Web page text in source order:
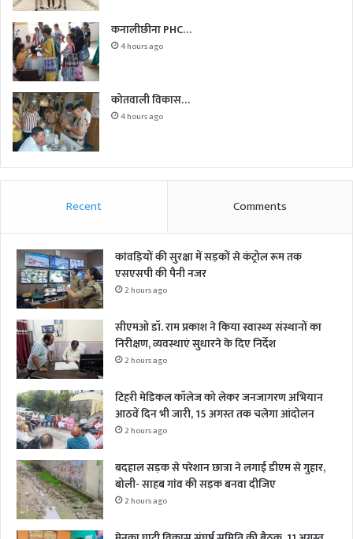
कनालीछीना PHC…
4 hours ago
कोतवाली विकास…
4 hours ago
Recent Comments
कांवड़ियों की सुरक्षा में सड़कों से कंट्रोल रूम तक
एसएसपी की पैनी नजर
2 hours ago
सीएमओ डॉ. राम प्रकाश ने किया स्वास्थ्य संस्थानों का
निरीक्षण, व्यवस्थाएं सुधारने के दिए निर्देश
2 hours ago
टिहरी मेडिकल कॉलेज को लेकर जनजागरण अभियान
आठवें दिन भी जारी, 15 अगस्त तक चलेगा आंदोलन
2 hours ago
बदहाल सड़क से परेशान छात्रा ने लगाई डीएम से गुहार,
बोली- साहब गांव की सड़क बनवा दीजिए
2 hours ago